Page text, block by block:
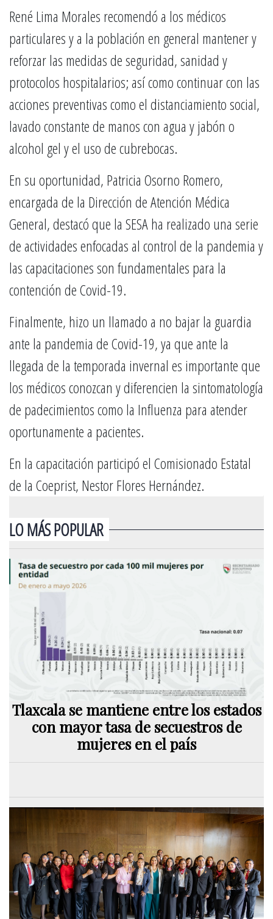
René Lima Morales recomendó a los médicos
particulares y a la población en general mantener y
reforzar las medidas de seguridad, sanidad y
protocolos hospitalarios; así como continuar con las
acciones preventivas como el distanciamiento social,
lavado constante de manos con agua y jabón o
alcohol gel y el uso de cubrebocas.
En su oportunidad, Patricia Osorno Romero,
encargada de la Dirección de Atención Médica
General, destacó que la SESA ha realizado una serie
de actividades enfocadas al control de la pandemia y
las capacitaciones son fundamentales para la
contención de Covid-19.
Finalmente, hizo un llamado a no bajar la guardia
ante la pandemia de Covid-19, ya que ante la
llegada de la temporada invernal es importante que
los médicos conozcan y diferencien la sintomatología
de padecimientos como la Influenza para atender
oportunamente a pacientes.
En la capacitación participó el Comisionado Estatal
de la Coeprist, Nestor Flores Hernández.
LO MÁS POPULAR
Tlaxcala se mantiene entre los estados
con mayor tasa de secuestros de
mujeres en el país